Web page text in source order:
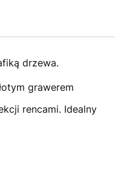
drzewa.
grawerem
rencami. Idealny